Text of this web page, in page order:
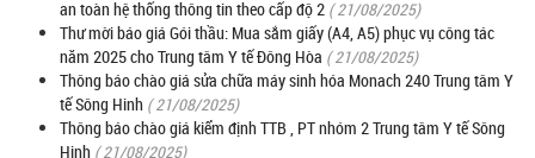
an toàn hệ thống thông tin theo cấp độ 2 ( 21/08/2025)
Thư mời báo giá Gói thầu: Mua sắm giấy (A4, A5) phục vụ công tác
năm 2025 cho Trung tâm Y tế Đông Hòa ( 21/08/2025)
Thông báo chào giá sửa chữa máy sinh hóa Monach 240 Trung tâm Y
tế Sông Hinh ( 21/08/2025)
Thông báo chào giá kiểm định TTB , PT nhóm 2 Trung tâm Y tế Sông
Hinh ( 21/08/2025)